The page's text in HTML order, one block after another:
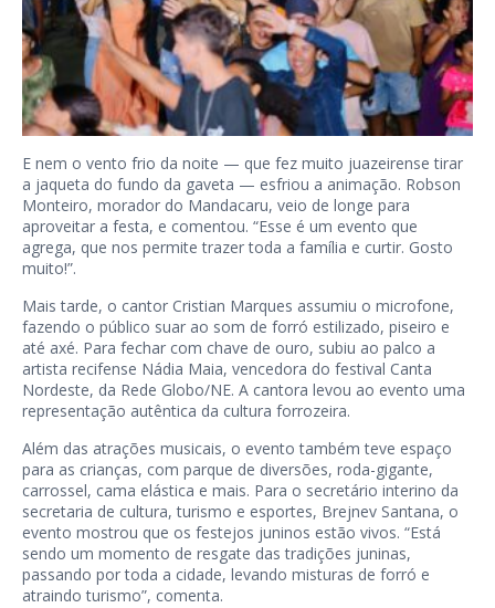
E nem o vento frio da noite — que fez muito juazeirense tirar
a jaqueta do fundo da gaveta — esfriou a animação. Robson
Monteiro, morador do Mandacaru, veio de longe para
aproveitar a festa, e comentou. “Esse é um evento que
agrega, que nos permite trazer toda a família e curtir. Gosto
muito!”.
Mais tarde, o cantor Cristian Marques assumiu o microfone,
fazendo o público suar ao som de forró estilizado, piseiro e
até axé. Para fechar com chave de ouro, subiu ao palco a
artista recifense Nádia Maia, vencedora do festival Canta
Nordeste, da Rede Globo/NE. A cantora levou ao evento uma
representação autêntica da cultura forrozeira.
Além das atrações musicais, o evento também teve espaço
para as crianças, com parque de diversões, roda-gigante,
carrossel, cama elástica e mais. Para o secretário interino da
secretaria de cultura, turismo e esportes, Brejnev Santana, o
evento mostrou que os festejos juninos estão vivos. “Está
sendo um momento de resgate das tradições juninas,
passando por toda a cidade, levando misturas de forró e
atraindo turismo”, comenta.